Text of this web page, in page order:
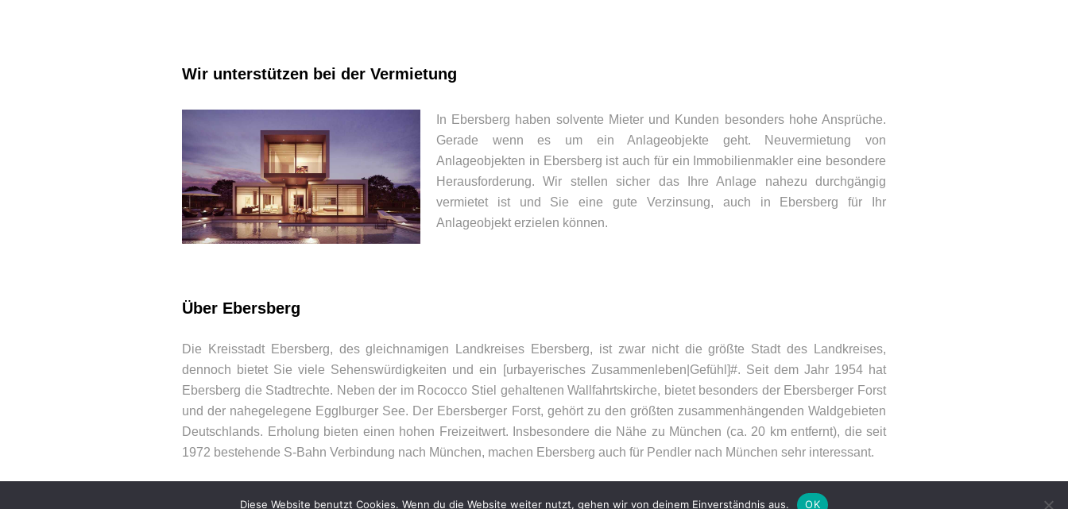
Wir unterstützen bei der Vermietung
In Ebersberg haben solvente Mieter und Kunden besonders hohe Ansprüche.
Gerade wenn es um ein Anlageobjekte geht. Neuvermietung von
Anlageobjekten in Ebersberg ist auch für ein Immobilienmakler eine besondere
Herausforderung. Wir stellen sicher das Ihre Anlage nahezu durchgängig
vermietet ist und Sie eine gute Verzinsung, auch in Ebersberg für Ihr
Anlageobjekt erzielen können.
Über Ebersberg
Die Kreisstadt Ebersberg, des gleichnamigen Landkreises Ebersberg, ist zwar nicht die größte Stadt des Landkreises,
dennoch bietet Sie viele Sehenswürdigkeiten und ein [urbayerisches Zusammenleben|Gefühl]#. Seit dem Jahr 1954 hat
Ebersberg die Stadtrechte. Neben der im Rococco Stiel gehaltenen Wallfahrtskirche, bietet besonders der Ebersberger Forst
und der nahegelegene Egglburger See. Der Ebersberger Forst, gehört zu den größten zusammenhängenden Waldgebieten
Deutschlands. Erholung bieten einen hohen Freizeitwert. Insbesondere die Nähe zu München (ca. 20 km entfernt), die seit
1972 bestehende S-Bahn Verbindung nach München, machen Ebersberg auch für Pendler nach München sehr interessant.
Bahnhofstr. 4
85560 Ebersberg
E-Mail:info@woehry.immo
Diese Website benutzt Cookies. Wenn du die Website weiter nutzt, gehen wir von deinem Einverständnis aus. OK